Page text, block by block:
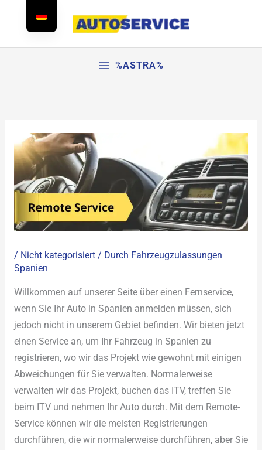
%ASTRA%
/ Nicht kategorisiert/ Durch Fahrzeugzulassungen
Spanien
Willkommen auf unserer Seite über einen Fernservice,
wenn Sie Ihr Auto in Spanien anmelden müssen, sich
jedoch nicht in unserem Gebiet befinden. Wir bieten jetzt
einen Service an, um Ihr Fahrzeug in Spanien zu
registrieren, wo wir das Projekt wie gewohnt mit einigen
Abweichungen für Sie verwalten. Normalerweise
verwalten wir das Projekt, buchen das ITV, treffen Sie
beim ITV und nehmen Ihr Auto durch. Mit dem Remote-
Service können wir die meisten Registrierungen
durchführen, die wir normalerweise durchführen, aber Sie